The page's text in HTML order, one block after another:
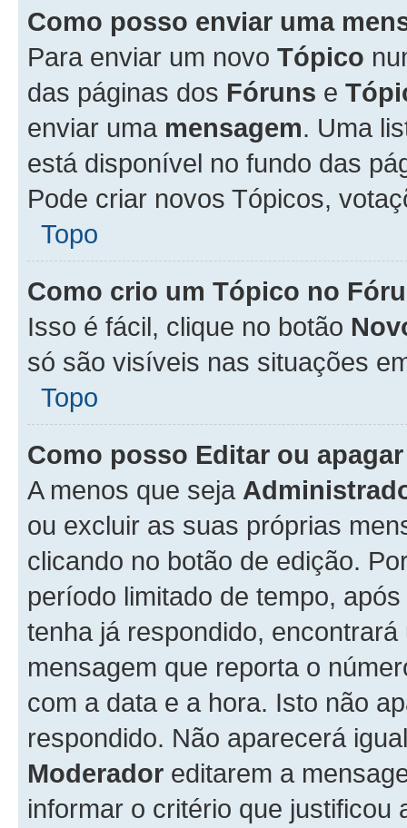
Como posso enviar uma
Para enviar um novo Tópico
das páginas dos Fóruns e
enviar uma mensagem. Uma
está disponível no fundo das
Pode criar novos Tópicos,
Topo
Como crio um Tópico no
Isso é fácil, clique no botão
só são visíveis nas situações
Topo
Como posso Editar ou
A menos que seja
ou excluir as suas próprias
clicando no botão de edição.
período limitado de tempo,
tenha já respondido,
mensagem que reporta o
com a data e a hora. Isto não
respondido. Não aparecerá
Moderador editarem a
informar o critério que